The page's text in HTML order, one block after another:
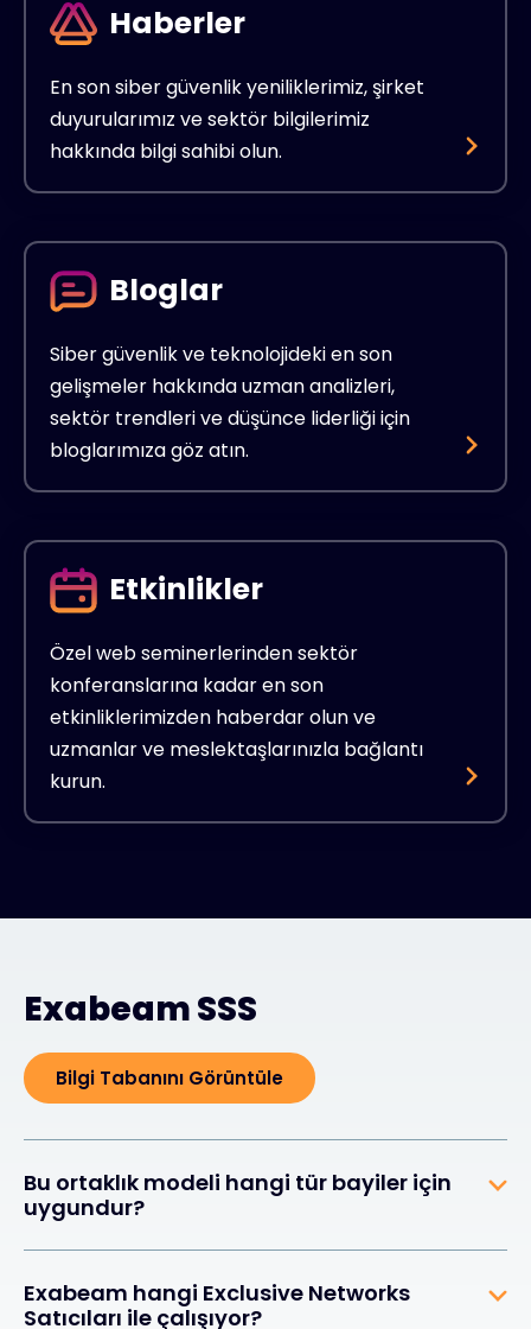
Haberler
En son siber güvenlik yeniliklerimiz, şirket
duyurularımız ve sektör bilgilerimiz
hakkında bilgi sahibi olun.
Bloglar
Siber güvenlik ve teknolojideki en son
gelişmeler hakkında uzman analizleri,
sektör trendleri ve düşünce liderliği için
bloglarımıza göz atın.
Etkinlikler
Özel web seminerlerinden sektör
konferanslarına kadar en son
etkinliklerimizden haberdar olun ve
uzmanlar ve meslektaşlarınızla bağlantı
kurun.
Exabeam SSS
Bilgi Tabanını Görüntüle
Bu ortaklık modeli hangi tür bayiler için
uygundur?
Exabeam hangi Exclusive Networks
Satıcıları ile çalışıyor?